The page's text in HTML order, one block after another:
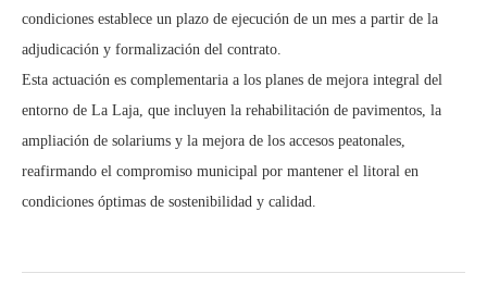
condiciones establece un plazo de ejecución de un mes a partir de la
adjudicación y formalización del contrato.
Esta actuación es complementaria a los planes de mejora integral del
entorno de La Laja, que incluyen la rehabilitación de pavimentos, la
ampliación de solariums y la mejora de los accesos peatonales,
reafirmando el compromiso municipal por mantener el litoral en
condiciones óptimas de sostenibilidad y calidad.